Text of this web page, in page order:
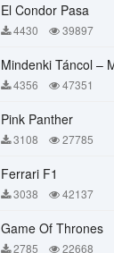
El Condor Pasa
4430 39897
4356 47351
Pink Panther
3108 27785
Ferrari F1
3038 42137
Game Of Thrones
2785 22668